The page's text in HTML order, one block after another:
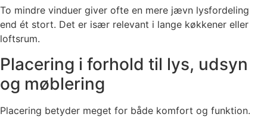
To mindre vinduer giver ofte en mere jævn lysfordeling
end ét stort. Det er især relevant i lange køkkener eller
loftsrum.
Placering i forhold til lys, udsyn
og møblering
Placering betyder meget for både komfort og funktion.